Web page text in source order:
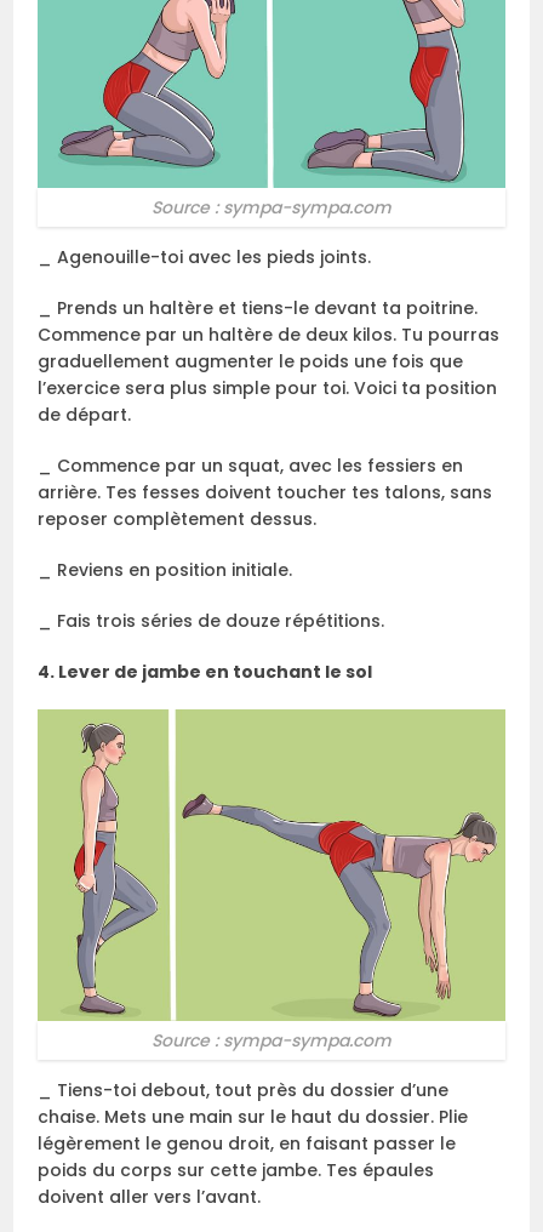
Source : sympa-sympa.com
_ Agenouille-toi avec les pieds joints.
_ Prends un haltère et tiens-le devant ta poitrine.
Commence par un haltère de deux kilos. Tu pourras
graduellement augmenter le poids une fois que
l’exercice sera plus simple pour toi. Voici ta position
de départ.
_ Commence par un squat, avec les fessiers en
arrière. Tes fesses doivent toucher tes talons, sans
reposer complètement dessus.
_ Reviens en position initiale.
_ Fais trois séries de douze répétitions.
4. Lever de jambe en touchant le sol
Source : sympa-sympa.com
_ Tiens-toi debout, tout près du dossier d’une
chaise. Mets une main sur le haut du dossier. Plie
légèrement le genou droit, en faisant passer le
poids du corps sur cette jambe. Tes épaules
doivent aller vers l’avant.